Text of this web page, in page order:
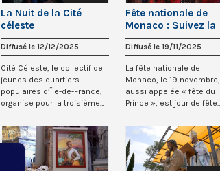
La Nuit de la Cité
céleste
Diffusé le 12/12/2025
Cité Céleste, le collectif de
jeunes des quartiers
populaires d’Île-de-France,
organise pour la troisième
Fête nationale de
Monaco : Suivez la
messe d’action de
grâce - 19 novembre
2025
Diffusé le 19/11/2025
La fête nationale de
Monaco, le 19 novembre,
aussi appelée « fête du
Prince », est jour de fête